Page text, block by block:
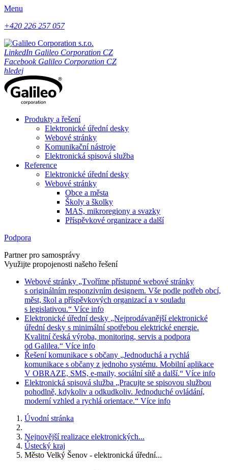
Menu
+420 226 257 057
LinkedIn Galileo Corporation CZ
Facebook Galileo Corporation CZ
hledej
Produkty a řešení
Elektronické úřední desky
Webové stránky
Komunikační nástroje
Elektronická spisová služba
Reference
Elektronické úřední desky
Webové stránky
Obce a města
Školy a školky
MAS, mikroregiony a svazky
Příspěvkové organizace a další
Podpora
Partner pro samosprávy
Využijte propojenosti našeho řešení
Webové stránky „Tvoříme přístupné webové stránky
s originálním responzivním designem. Vše podle potřeb obcí,
měst, škol a příspěvkových organizací a v souladu
s legislativou.“ Více info
Elektronické úřední desky „Nejprodávanější elektronické
úřední desky s minimální spotřebou elektrické energie.
Kvalitní česká výroba, monitoring, servis a podpora
od Galilea.“ Více info
Řešení komunikace s občany „Jednoduchá a rychlá
komunikace s občany z jednoho systému. Mobilní aplikace
V OBRAZE, SMS, e-maily, sociální sítě a další.“ Více info
Elektronická spisová služba „Pracujte se spisovou službou
pohodlně, kdykoliv a odkudkoliv. Jednoduché ovládání,
moderní vzhled a rychlá orientace.“ Více info
Úvodní stránka
Nejnovější realizace elektronických...
Ústecký kraj
Město Velký Šenov - elektronická úřední...